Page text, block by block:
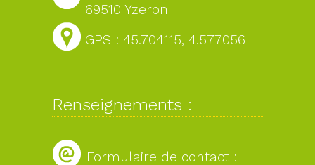
69510 Yzeron
GPS : 45.704115, 4.577056
Renseignements :
Formulaire de contact :